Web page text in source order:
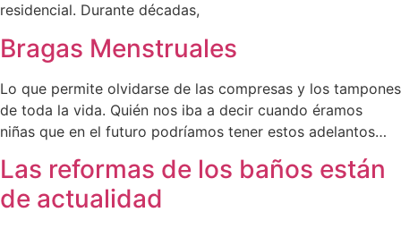
residencial. Durante décadas,
Bragas Menstruales
Lo que permite olvidarse de las compresas y los tampones
de toda la vida. Quién nos iba a decir cuando éramos
niñas que en el futuro podríamos tener estos adelantos…
Las reformas de los baños están
de actualidad